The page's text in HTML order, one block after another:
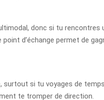
donc si tu rencontres
d’échange permet de
surtout si tu voyages de
te tromper de direction.